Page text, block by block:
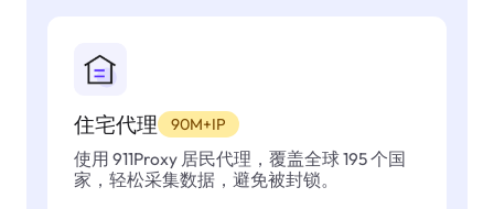
住宅代理 90M+IP
使用 911Proxy 居民代理，覆盖全球 195 个国
家，轻松采集数据，避免被封锁。